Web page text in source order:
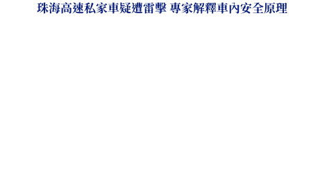
珠海高速私家車疑遭雷擊 專家解釋車內安全原理